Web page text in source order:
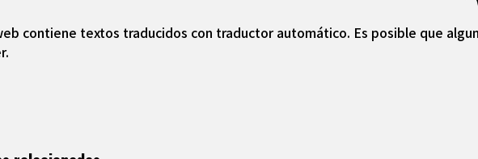
contiene textos traducidos con traductor automático. Es posible que